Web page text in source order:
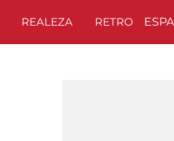
REALEZA RETRO